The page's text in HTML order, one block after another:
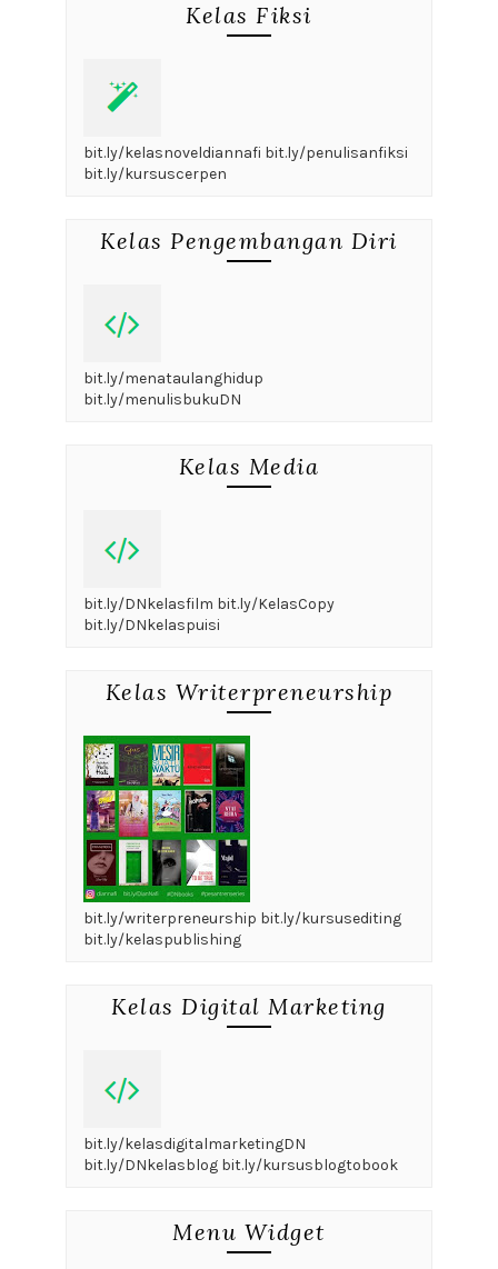
Kelas Fiksi
bit.ly/kelasnoveldiannafi bit.ly/penulisanfiksi
bit.ly/kursuscerpen
Kelas Pengembangan Diri
bit.ly/menataulanghidup
bit.ly/menulisbukuDN
Kelas Media
bit.ly/DNkelasfilm bit.ly/KelasCopy
bit.ly/DNkelaspuisi
Kelas Writerpreneurship
bit.ly/writerpreneurship bit.ly/kursusediting
bit.ly/kelaspublishing
Kelas Digital Marketing
bit.ly/kelasdigitalmarketingDN
bit.ly/DNkelasblog bit.ly/kursusblogtobook
Menu Widget